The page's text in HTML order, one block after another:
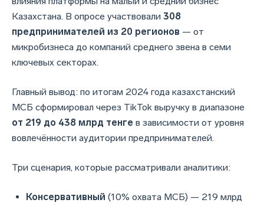
Казахстана. В опросе участвовали 308
предпринимателей из 20 регионов — от
микробизнеса до компаний среднего звена в семи
ключевых секторах.
Главный вывод: по итогам 2024 года казахстанский
МСБ сформировал через TikTok выручку в диапазоне
от 219 до 438 млрд тенге в зависимости от уровня
вовлечённости аудитории предпринимателей.
Три сценария, которые рассматривали аналитики:
Консервативный (10% охвата МСБ) — 219 млрд